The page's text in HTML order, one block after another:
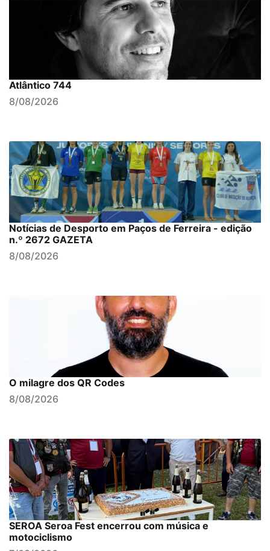
Atlântico 744
8/08/2026
Notícias de Desporto em Paços de Ferreira - edição
n.º 2672 GAZETA
8/08/2026
O milagre dos QR Codes
8/08/2026
SEROA Seroa Fest encerrou com música e
motociclismo